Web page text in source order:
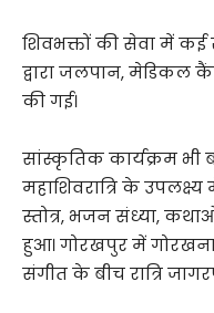
शिवभक्तों की सेवा में
द्वारा जलपान, मेडिकल
की गई।
सांस्कृतिक कार्यक्रम
महाशिवरात्रि के
स्तोत्र, भजन संध्या,
हुआ। गोरखपुर में
संगीत के बीच रात्रि